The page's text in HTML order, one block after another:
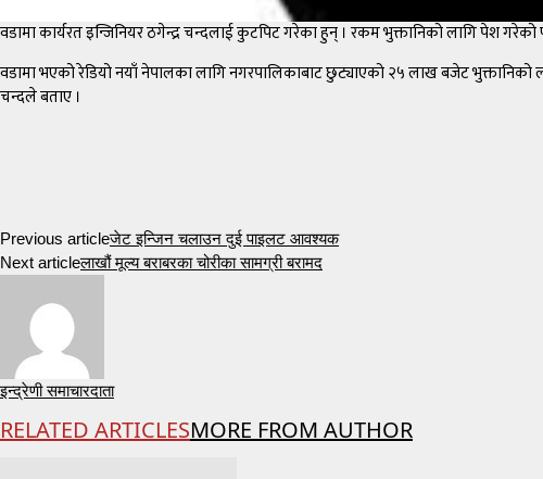
वडामा कार्यरत इन्जिनियर ठगेन्द्र चन्दलाई कुटपिट गरेका हुन् । रकम भुक्तानिको लागि पेश
वडामा भएको रेडियो नयाँ नेपालका लागि नगरपालिकाबाट छुट्याएको २५ लाख बजेट भुक्तानिको
चन्दले बताए ।
Previous articleजेट इन्जिन चलाउन दुई पाइलट आवश्यक
Next articleलाखौं मूल्य बराबरका चोरीका सामग्री बरामद
इन्द्रेणी समाचारदाता
RELATED ARTICLESMORE FROM AUTHOR